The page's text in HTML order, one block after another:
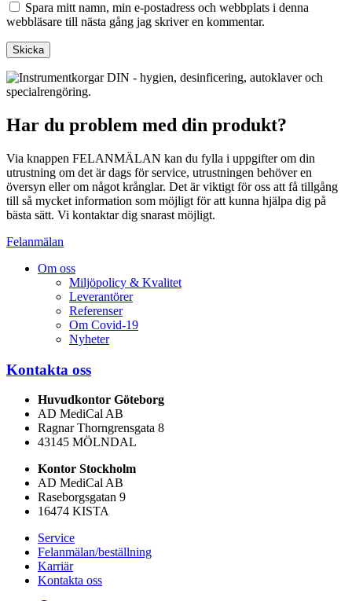
Spara mitt namn, min e-postadress och webbplats i denna
webbläsare till nästa gång jag skriver en kommentar.
Har du problem med din produkt?
Via knappen FELANMÄLAN kan du fylla i uppgifter om din
utrustning om det är dags för service, utrustningen behöver en
översyn eller om något krånglar. Det är viktigt för oss att få tillgång
till så mycket information som möjligt för att kunna hjälpa dig på
bästa sätt. Vi kontaktar dig snarast möjligt.
Felanmälan
Om oss
Miljöpolicy & Kvalitet
Leverantörer
Referenser
Om Covid-19
Nyheter
Kontakta oss
Huvudkontor Göteborg
AD MediCal AB
Ragnar Thorngrensgata 8
43145 MÖLNDAL
Kontor Stockholm
AD MediCal AB
Raseborgsgatan 9
16474 KISTA
Service
Felanmälan/beställning
Karriär
Kontakta oss